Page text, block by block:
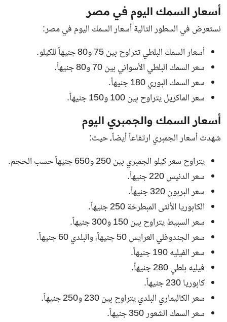
أسعار السمك اليوم في مصر
نستعرض في السطور التالية أسعار السمك اليوم في مصر:
أسعار السمك البلطي تتراوح بين 75 و80 جنيهاً للكيلو.
سعر السمك البلطي الأسواني بين 70 و80 جنيهاً.
سعر السمك البوري 180 جنيهاً.
سعر الماكريل يتراوح بين 100 و150 جنيهاً.
أسعار السمك والجمبري اليوم
شهدت أسعار الجمبري ارتفاعاً أيضاً، حيث:
يتراوح سعر كيلو الجمبري بين 250 و650 جنيهاً حسب الحجم.
سعر الدنيس 220 جنيهاً.
سعر البربون 320 جنيهاً.
الكابوريا الأنثى المبطرخة 250 جنيهاً.
سعر السبيط يتراوح بين 150 و300 جنيهاً.
سعر الجندوفلي العرايس 50 جنيهاً، والبلدي 60 جنيهاً.
سعر الفيليه 190 جنيهاً.
فيليه بلطي 280 جنيهاً.
كابوريا 230 جنيهاً.
سعر الكاليماري البلدي يتراوح بين 230 و250 جنيهاً.
سعر السمك الشعور 350 جنيهاً.